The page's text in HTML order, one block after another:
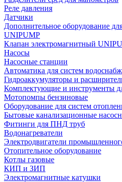
Реле давления
Датчики
Дополнительное оборудование
UNIPUMP
Клапан электромагнитный
Насосы
Насосные станции
Автоматика для систем
Гидроаккумуляторы и
Комплектующие и инструменты
Мотопомпы бензиновые
Оборудование для систем
Бытовые канализационные
Фитинги для ПНД труб
Водонагреватели
Электродвигатели
Отопительное оборудование
Котлы газовые
КИП и ЗИП
Электромагнитные катушки